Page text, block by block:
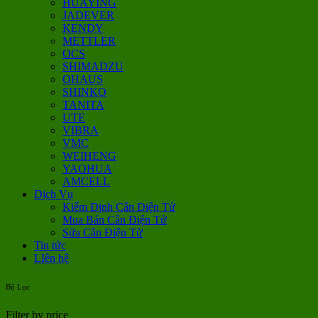
JADEVER
KENDY
METTLER
OCS
SHIMADZU
OHAUS
SHINKO
TANITA
UTE
VIBRA
VMC
WEIHENG
YAOHUA
AMCELL
Dịch Vụ
Kiểm Định Cân Điện Tử
Mua Bán Cân Điện Tử
Sửa Cân Điện Tử
Tin tức
LIên hệ
Bộ Lọc
Filter by price